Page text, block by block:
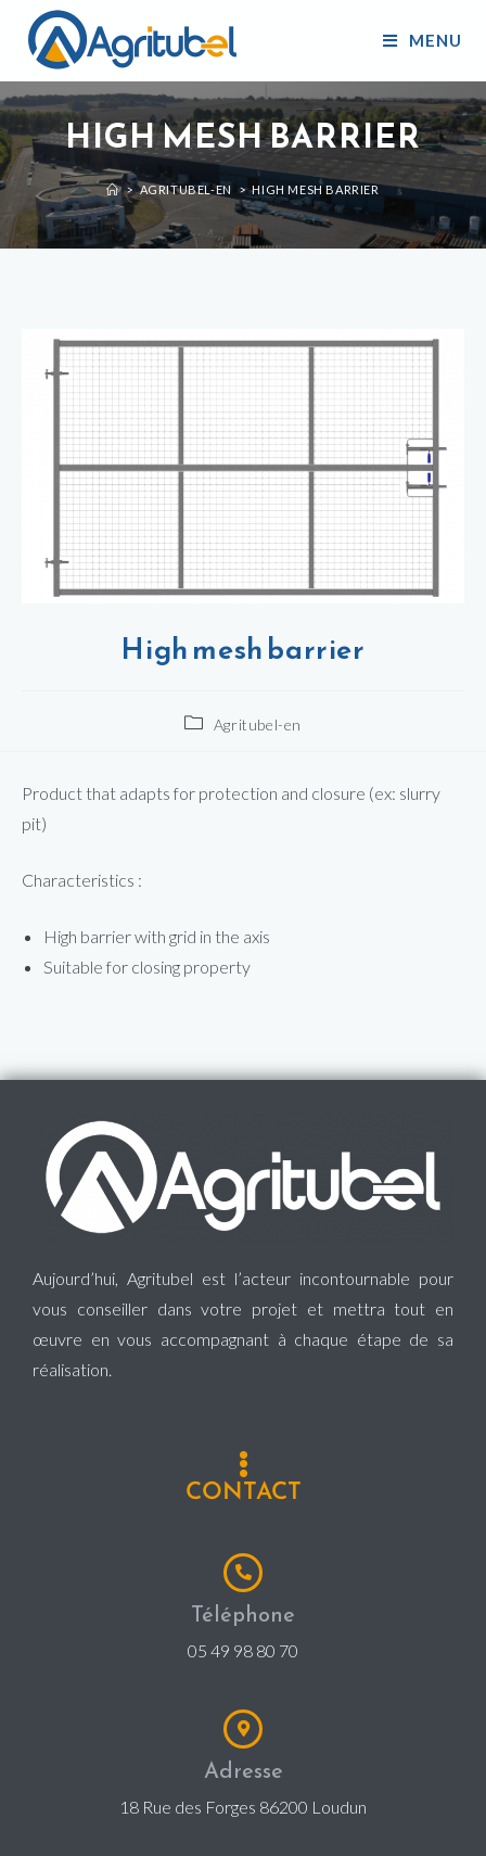
MENU
HIGH MESH BARRIER
> AGRITUBEL-EN > HIGH MESH BARRIER
High mesh barrier
Agritubel-en
Product that adapts for protection and closure (ex: slurry
pit)
Characteristics :
High barrier with grid in the axis
Suitable for closing property
Aujourd’hui, Agritubel est l’acteur incontournable pour
vous conseiller dans votre projet et mettra tout en
œuvre en vous accompagnant à chaque étape de sa
réalisation.
CONTACT
Téléphone
05 49 98 80 70
Adresse
18 Rue des Forges 86200 Loudun